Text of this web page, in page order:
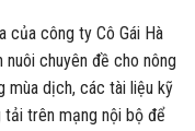
của công ty Cô Gái Hà
chuyên đề cho nông
mùa dịch, các tài liệu kỹ
trên mạng nội bộ để